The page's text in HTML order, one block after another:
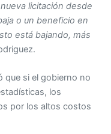
licitación desde
o un beneficio en
está bajando, más
que si el gobierno no
los
por los altos costos